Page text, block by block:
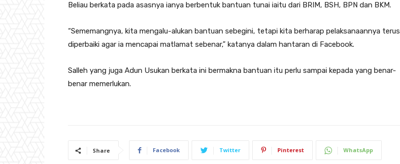
Beliau berkata pada asasnya ianya berbentuk bantuan tunai iaitu dari BRIM, BSH, BPN dan BKM.
“Sememangnya, kita mengalu-alukan bantuan sebegini, tetapi kita berharap pelaksanaannya terus
diperbaiki agar ia mencapai matlamat sebenar,” katanya dalam hantaran di Facebook.
Salleh yang juga Adun Usukan berkata ini bermakna bantuan itu perlu sampai kepada yang benar-
benar memerlukan.
Share Facebook Twitter Pinterest WhatsApp